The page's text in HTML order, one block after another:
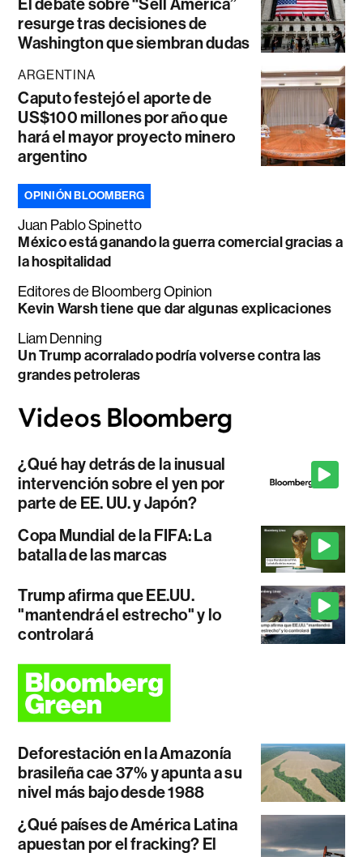
El debate sobre “Sell América”
resurge tras decisiones de
Washington que siembran dudas
ARGENTINA
Caputo festejó el aporte de
US$100 millones por año que
hará el mayor proyecto minero
argentino
OPINIÓN BLOOMBERG
Juan Pablo Spinetto
México está ganando la guerra comercial gracias a
la hospitalidad
Editores de Bloomberg Opinion
Kevin Warsh tiene que dar algunas explicaciones
Liam Denning
Un Trump acorralado podría volverse contra las
grandes petroleras
¿Qué hay detrás de la inusual
intervención sobre el yen por
parte de EE. UU. y Japón?
Copa Mundial de la FIFA: La
batalla de las marcas
Trump afirma que EE.UU.
"mantendrá el estrecho" y lo
controlará
Deforestación en la Amazonía
brasileña cae 37% y apunta a su
nivel más bajo desde 1988
¿Qué países de América Latina
apuestan por el fracking? El